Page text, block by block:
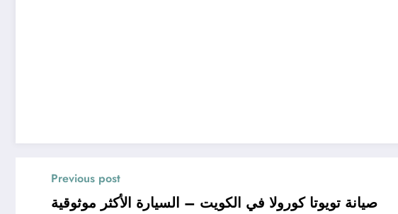
Previous post
صيانة تويوتا كورولا في الكويت – السيارة الأكثر موثوقية